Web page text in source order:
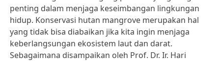
penting dalam menjaga keseimbangan lingkungan
hidup. Konservasi hutan mangrove merupakan hal
yang tidak bisa diabaikan jika kita ingin menjaga
keberlangsungan ekosistem laut dan darat.
Sebagaimana disampaikan oleh Prof. Dr. Ir. Hari